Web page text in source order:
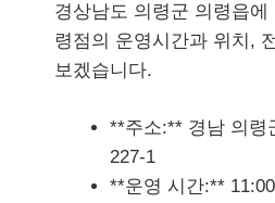
경상남도 의령군 의령읍에
령점의 운영시간과 위치,
보겠습니다.
**주소:** 경남 의령
227-1
**운영 시간:**